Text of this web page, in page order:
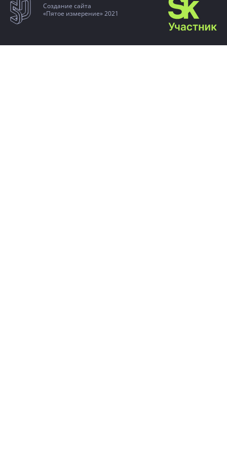
Создание сайта
«Пятое измерение» 2021